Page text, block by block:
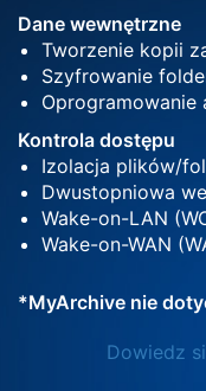
Dane wewnętrzne
Tworzenie kopii
Szyfrowanie
Oprogramowanie
Kontrola dostępu
Izolacja plików/
Dwustopniowa
Wake-on-LAN
Wake-on-WAN
*MyArchive nie
Dowiedz